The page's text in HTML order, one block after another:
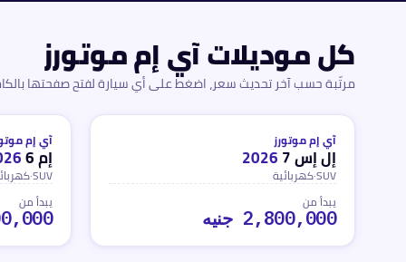
كل موديلاتآي إم موتورز
مرتّبة حسب آخر تحديث سعر، اضغط على أي سيارة لفتح صفحتها
محدثمنذ 3 أشهر
كهربائية
آي إم موتورز
إل إس 7 2026
SUV
·كهربائية
يبدأ من
2,800,000 جنيه
محدثمنذ 3 أشهر
كهربائية
آي إم
إم 6
SUV
·
يبدأ من